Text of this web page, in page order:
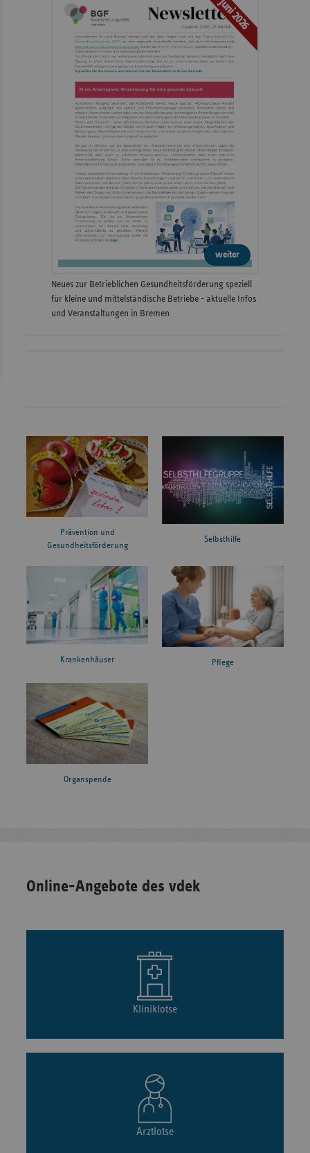
Juni 2026
weiter
Neues zur Betrieblichen Gesundheitsförderung speziell
für kleine und mittelständische Betriebe - aktuelle Infos
und Veranstaltungen in Bremen
Prävention und
Gesundheitsförderung
Selbsthilfe
Krankenhäuser Pflege
Organspende
Online-Angebote des vdek
Kliniklotse
Arztlotse